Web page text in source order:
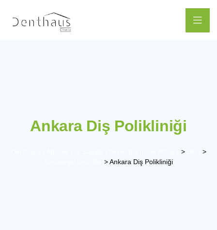
Ankara Diş Polikliniği
>
>
>Ankara Diş Polikliniği